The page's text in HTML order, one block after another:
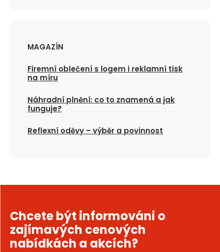
MAGAZÍN
Firemní oblečení s logem i reklamní tisk
na míru
Náhradní plnění: co to znamená a jak
funguje?
Reflexní oděvy – výběr a povinnost
Chcete být informováni o
zajímavých cenových
nabídkách a akcích?